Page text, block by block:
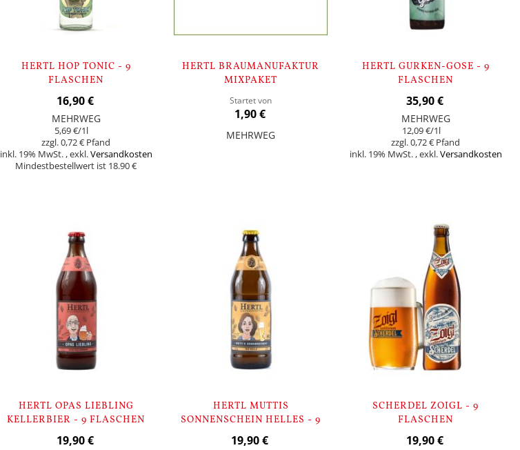
HERTL HOP TONIC - 9
FLASCHEN
16,90 €
MEHRWEG
5,69 €/1l
0,72 €
inkl. 19% MwSt. ,exkl.Versandkosten
Mindestbestellwert ist 18.90 €
HERTL BRAUMANUFAKTUR
MIXPAKET
Startet von
1,90 €
MEHRWEG
In den Warenkorb
HERTL GURKEN-GOSE - 9
FLASCHEN
35,90 €
MEHRWEG
12,09 €/1l
0,72 €
inkl. 19% MwSt. ,exkl.Versandkosten
HERTL OPAS LIEBLING
KELLERBIER - 9 FLASCHEN
19,90 €
HERTL MUTTIS
SONNENSCHEIN HELLES - 9
FLASCHEN
19,90 €
SCHERDEL ZOIGL - 9
FLASCHEN
19,90 €